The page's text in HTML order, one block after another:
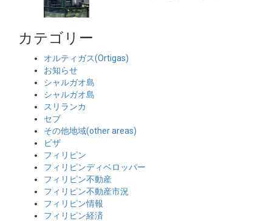
カテゴリー
オルティガス(Ortigas)
お知らせ
シャルガオ島
シャルガオ島
スリランカ
セブ
その他地域(other areas)
ビザ
フィリピン
フィリピンディベロッパー
フィリピン不動産
フィリピン不動産市況
フィリピン情報
フィリピン経済